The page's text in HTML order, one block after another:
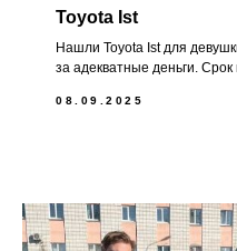
Toyota Ist
Нашли Toyota Ist для
за адекватные деньги.
08.09.2025